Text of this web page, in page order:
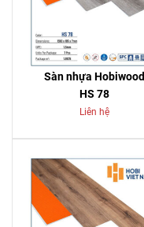
Sàn nhựa Hobiwood
HS 78
Liên hệ